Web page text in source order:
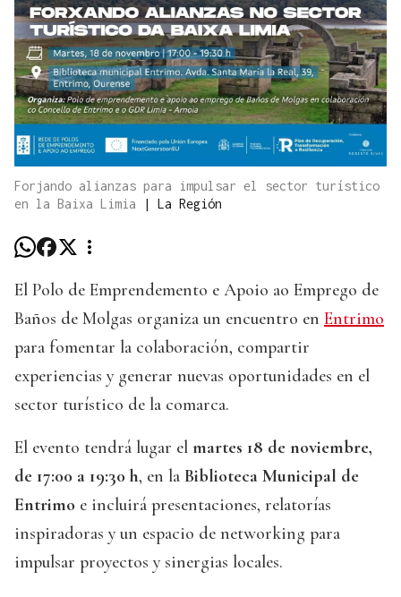
Forjando alianzas para impulsar el sector turístico
en la Baixa Limia
| La Región
El Polo de Emprendemento e Apoio ao Emprego de
Baños de Molgas organiza un encuentro en Entrimo
para fomentar la colaboración, compartir
experiencias y generar nuevas oportunidades en el
sector turístico de la comarca.
El evento tendrá lugar el martes 18 de noviembre,
de 17:00 a 19:30 h, en la Biblioteca Municipal de
Entrimo e incluirá presentaciones, relatorías
inspiradoras y un espacio de networking para
impulsar proyectos y sinergias locales.